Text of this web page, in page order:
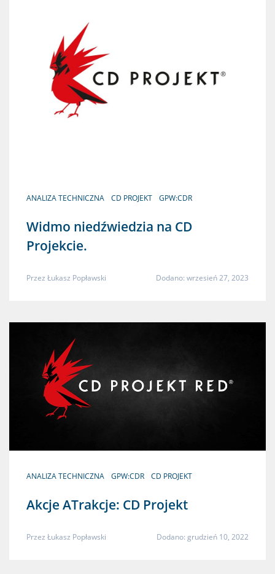
ANALIZA TECHNICZNA CD PROJEKT GPW:CDR
Widmo niedźwiedzia na CD
Projekcie.
Przez Łukasz Popławski Dodano: wrzesień 27, 2023
ANALIZA TECHNICZNA GPW:CDR CD PROJEKT
Akcje ATrakcje: CD Projekt
Przez Łukasz Popławski Dodano: grudzień 10, 2022